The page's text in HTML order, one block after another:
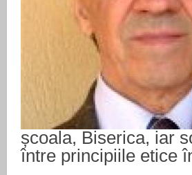
școala, Biserica, iar
între principiile etice